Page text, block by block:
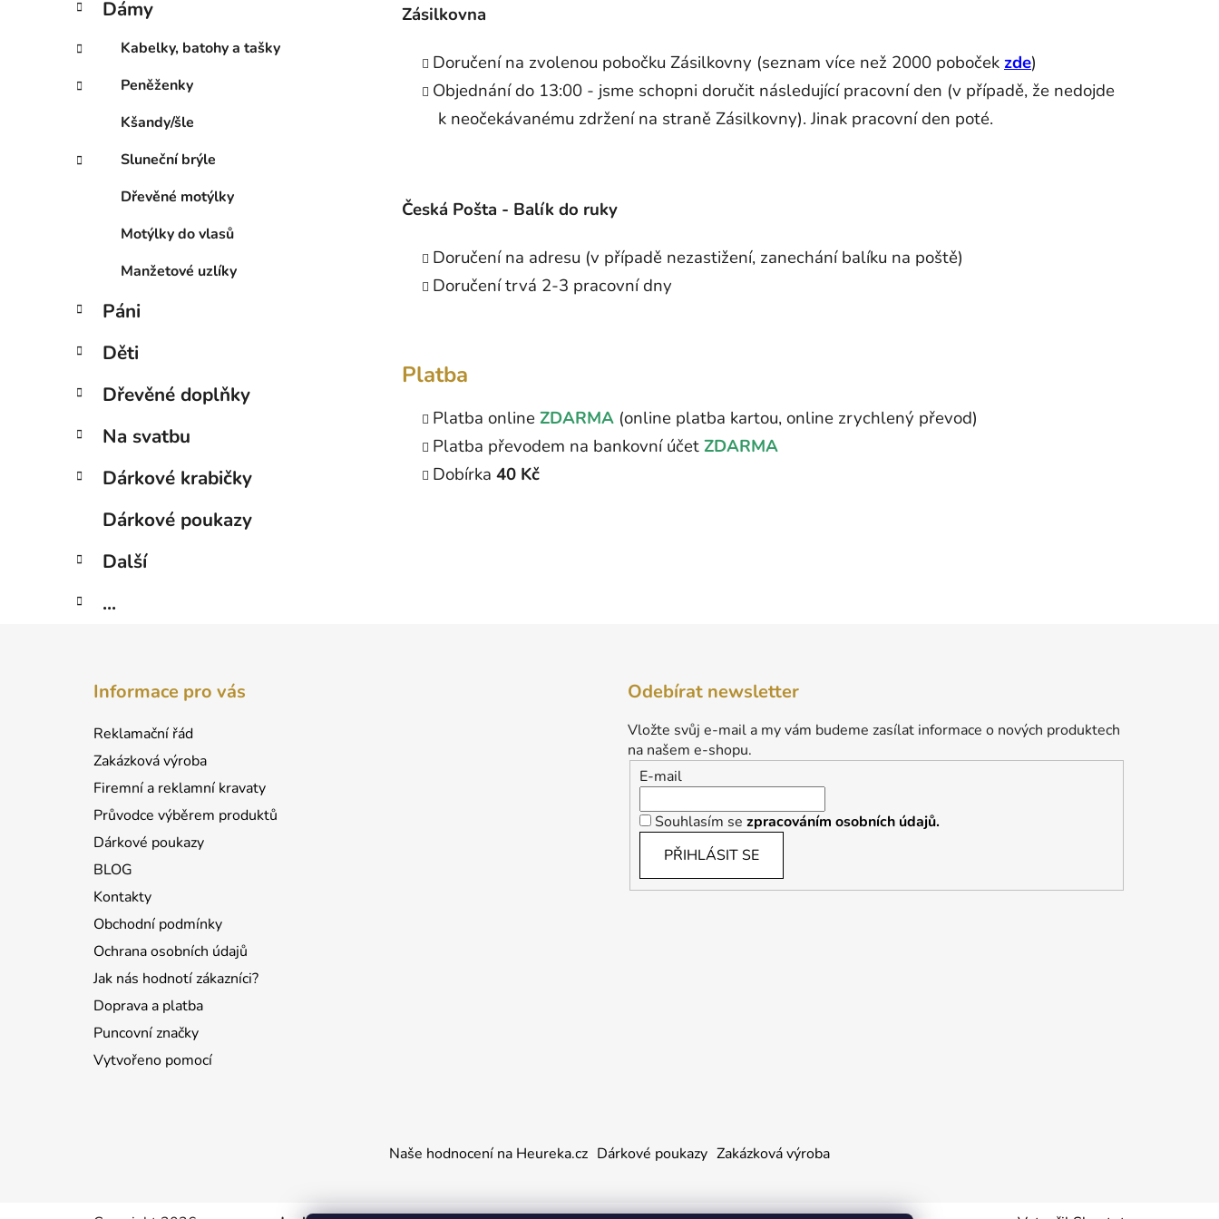
p
a
e
e
o
i
Dámy
Kabelky, batohy a tašky
Peněženky
Kšandy/šle
Sluneční brýle
Dřevěné motýlky
Motýlky do vlasů
Manžetové uzlíky
Páni
Děti
Dřevěné doplňky
Na svatbu
Dárkové krabičky
Dárkové poukazy
Další
...
Zásilkovna
Doručení na zvolenou pobočku Zásilkovny (seznam více než 2000 pobočekzde)
Objednání do 13:00 - jsme schopni doručit následující pracovní den (v případě, že nedojde
k neočekávanému zdržení na straně Zásilkovny). Jinak pracovní den poté.
Česká Pošta - Balík do ruky
Doručení na adresu (v případě nezastižení, zanechání balíku na poště)
Doručení trvá 2-3 pracovní dny
Platba
Platba online ZDARMA (online platba kartou, online zrychlený převod)
Platba převodem na bankovní účetZDARMA
Dobírka 40 Kč
Informace pro vás
Reklamační řád
Zakázková výroba
Firemní a reklamní kravaty
Průvodce výběrem produktů
Dárkové poukazy
BLOG
Kontakty
Obchodní podmínky
Ochrana osobních údajů
Jak nás hodnotí zákazníci?
Doprava a platba
Puncovní značky
Vytvořeno pomocí
Odebírat newsletter
Vložte svůj e-mail a my vám budeme zasílat informace o nových produktech
na našem e-shopu.
E-mail
Souhlasím se zpracováním osobních údajů.
PŘIHLÁSIT SE
Naše hodnocení na Heureka.cz Dárkové poukazy Zakázková výroba